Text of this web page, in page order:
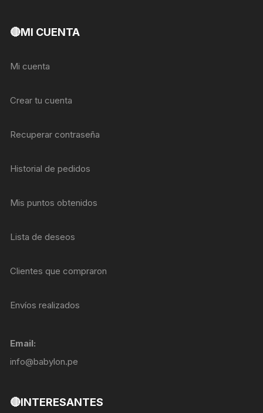
🔴MI CUENTA
Mi cuenta
Crear tu cuenta
Recuperar contraseña
Historial de pedidos
Mis puntos obtenidos
Lista de deseos
Clientes que compraron
Envíos realizados
Email:
info@babylon.pe
🔴INTERESANTES